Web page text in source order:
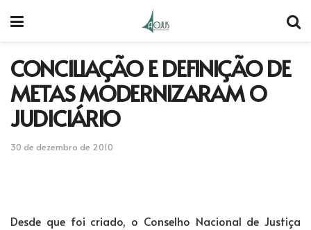
CONCILIAÇÃO E DEFINIÇÃO DE
METAS MODERNIZARAM O
JUDICIÁRIO
30 de dezembro de 2010
Desde que foi criado, o Conselho Nacional de Justiça